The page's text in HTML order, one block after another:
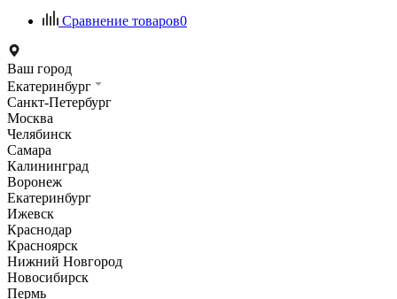
Сравнение товаров0
Ваш город
Екатеринбург
Санкт-Петербург
Москва
Челябинск
Самара
Калининград
Воронеж
Екатеринбург
Ижевск
Краснодар
Красноярск
Нижний Новгород
Новосибирск
Пермь